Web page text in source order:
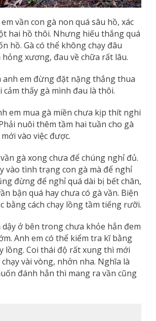
vần con gà non quá sâu hồ, xác
hai hồ thôi. Nhưng hiếu thắng quá
hồ. Gà có thể không chạy đâu
xương, đau về chữa rất lâu.
anh em đừng đặt nặng thắng thua
cảm thấy gà mình đau là thôi.
em mua gà miền chưa kịp thít nghi
nuôi thêm tầm hai tuần cho gà
vào việc được.
gà xong chưa để chúng nghỉ đủ.
vào tình trạng con gà mà để nghỉ
đừng để nghỉ quá dài bị bết chân,
bận quá hay chưa có gà vần. Biện
bằng cách chạy lồng tầm tiếng rưỡi.
dậy ở bên trong chưa khỏe hẳn đem
Anh em có thể kiểm tra kĩ bằng
lồng. Coi thái độ rất xung thì mới
vài vòng, nhởn nha. Nghĩa là
đánh hẳn thì mang ra vần cũng